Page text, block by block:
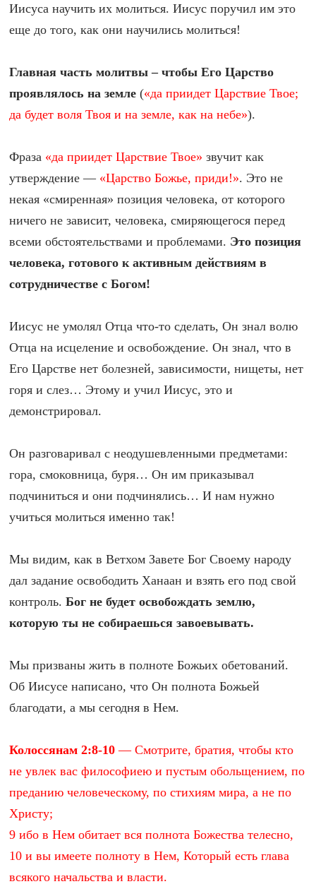
Иисуса научить их молиться. Иисус поручил им это
еще до того, как они научились молиться!
Главная часть молитвы – чтобы Его Царство
проявлялось на земле («да приидет Царствие Твое;
да будет воля Твоя и на земле, как на небе»).
Фраза «да приидет Царствие Твое» звучит как
утверждение — «Царство Божье, приди!». Это не
некая «смиренная» позиция человека, от которого
ничего не зависит, человека, смиряющегося перед
всеми обстоятельствами и проблемами. Это позиция
человека, готового к активным действиям в
сотрудничестве с Богом!
Иисус не умолял Отца что-то сделать, Он знал волю
Отца на исцеление и освобождение. Он знал, что в
Его Царстве нет болезней, зависимости, нищеты, нет
горя и слез… Этому и учил Иисус, это и
демонстрировал.
Он разговаривал с неодушевленными предметами:
гора, смоковница, буря… Он им приказывал
подчиниться и они подчинялись… И нам нужно
учиться молиться именно так!
Мы видим, как в Ветхом Завете Бог Своему народу
дал задание освободить Ханаан и взять его под свой
контроль.Бог не будет освобождать землю,
которую ты не собираешься завоевывать.
Мы призваны жить в полноте Божьих обетований.
Об Иисусе написано, что Он полнота Божьей
благодати, а мы сегодня в Нем.
Колоссянам 2:8-10 — Смотрите, братия, чтобы кто
не увлек вас философиею и пустым обольщением, по
преданию человеческому, по стихиям мира, а не по
Христу;
9 ибо в Нем обитает вся полнота Божества телесно,
10 и вы имеете полноту в Нем, Который есть глава
всякого начальства и власти.